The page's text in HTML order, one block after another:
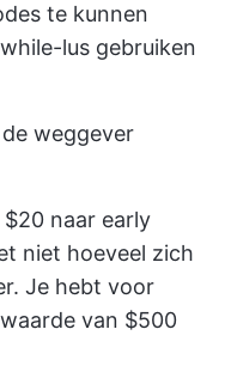
te kunnen
lus gebruiken
weggever
naar early
niet hoeveel zich
Je hebt voor
van $500